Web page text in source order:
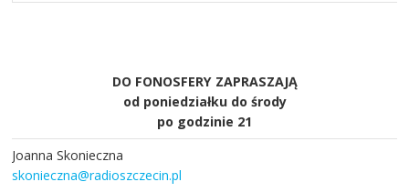
DO FONOSFERY ZAPRASZAJĄ
od poniedziałku do środy
po godzinie 21
Joanna Skonieczna
skonieczna@radioszczecin.pl